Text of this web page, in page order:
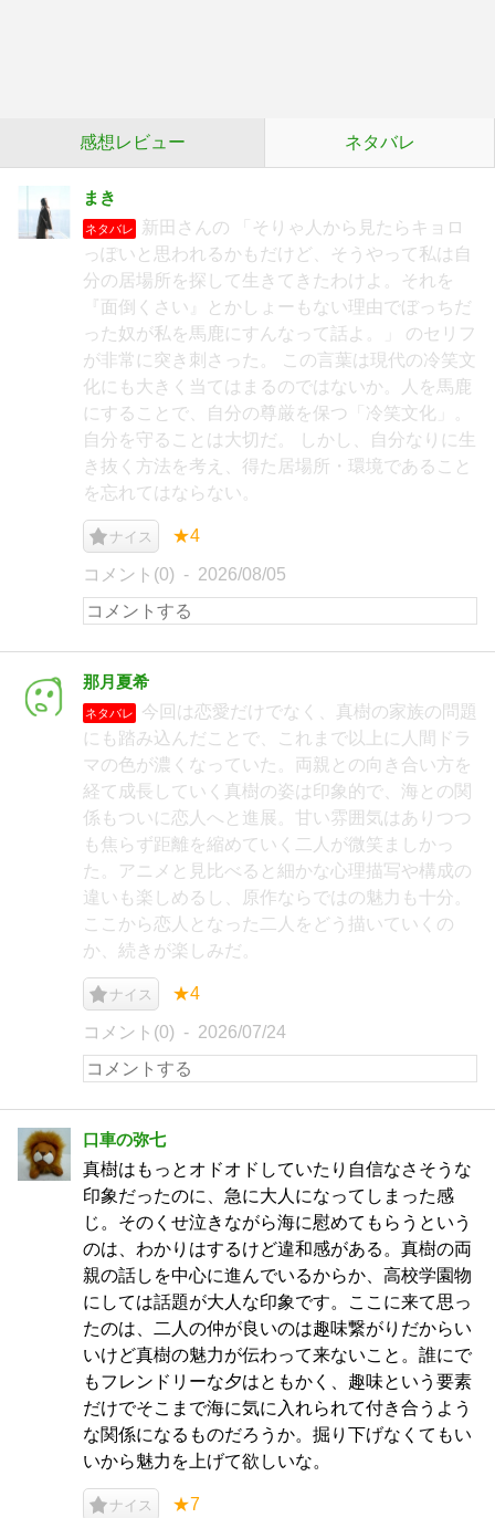
感想レビュー ネタバレ
まき
ネタバレ
新田さんの 「そりゃ人から見たらキョロ
っぽいと思われるかもだけど、そうやって私は自
分の居場所を探して生きてきたわけよ。それを
『面倒くさい』とかしょーもない理由でぼっちだ
った奴が私を馬鹿にすんなって話よ。」 のセリフ
が非常に突き刺さった。 この言葉は現代の冷笑文
化にも大きく当てはまるのではないか。人を馬鹿
にすることで、自分の尊厳を保つ「冷笑文化」。
自分を守ることは大切だ。 しかし、自分なりに生
き抜く方法を考え、得た居場所・環境であること
を忘れてはならない。
ナイス ★4
コメント(0) 2026/08/05
那月夏希
ネタバレ
今回は恋愛だけでなく、真樹の家族の問題
にも踏み込んだことで、これまで以上に人間ドラ
マの色が濃くなっていた。両親との向き合い方を
経て成長していく真樹の姿は印象的で、海との関
係もついに恋人へと進展。甘い雰囲気はありつつ
も焦らず距離を縮めていく二人が微笑ましかっ
た。アニメと見比べると細かな心理描写や構成の
違いも楽しめるし、原作ならではの魅力も十分。
ここから恋人となった二人をどう描いていくの
か、続きが楽しみだ。
ナイス ★4
コメント(0) 2026/07/24
口車の弥七
真樹はもっとオドオドしていたり自信なさそうな
印象だったのに、急に大人になってしまった感
じ。そのくせ泣きながら海に慰めてもらうという
のは、わかりはするけど違和感がある。真樹の両
親の話しを中心に進んでいるからか、高校学園物
にしては話題が大人な印象です。ここに来て思っ
たのは、二人の仲が良いのは趣味繋がりだからい
いけど真樹の魅力が伝わって来ないこと。誰にで
もフレンドリーな夕はともかく、趣味という要素
だけでそこまで海に気に入れられて付き合うよう
な関係になるものだろうか。掘り下げなくてもい
いから魅力を上げて欲しいな。
ナイス ★7